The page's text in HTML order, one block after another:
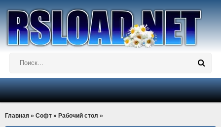
Главная » Софт » Рабочий стол »